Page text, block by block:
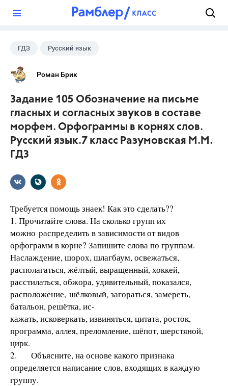
ГДЗ Русский язык
Разумовская М.М.
Роман Брик
Задание 105 Обозначение на письме
гласных и согласных звуков в составе
морфем. Орфограммы в корнях слов.
Русский язык.7 класс Разумовская М.М.
ГДЗ
Требуется помощь знаек! Как это сделать??
1. Прочитайте слова. На сколько групп их
можно распределить в зависимости от видов
орфограмм в корне? Запишите слова по группам.
Наслаждение, шорох, шлагбаум, освежаться,
располагаться, жёлтый, выращенный, хоккей,
расстилаться, обжора, удивительный, показался,
расположение, шёлковый, загораться, замереть,
батальон, решётка, ис-
кажать, исковеркать, извиняться, цитата, росток,
программа, аллея, преломление, шёпот, шерстяной,
цирк.
2. Объясните, на основе какого признака
определяется написание слов, входящих в каждую
группу.